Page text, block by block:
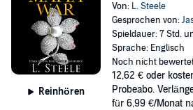
Reinhören
Von: L. Steele
Gesprochen von:
Spieldauer: 7 Std.
Sprache: Englisch
Noch nicht
12,62 € oder
Probeabo.
für 6,99 €/Monat